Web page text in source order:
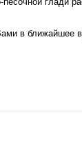
в ближайшее